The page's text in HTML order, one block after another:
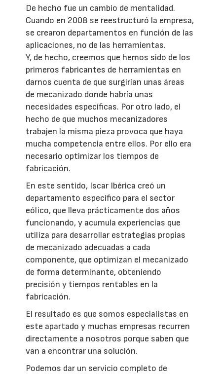
De hecho fue un cambio de mentalidad.
Cuando en 2008 se reestructuró la empresa,
se crearon departamentos en función de las
aplicaciones, no de las herramientas.
Y, de hecho, creemos que hemos sido de los
primeros fabricantes de herramientas en
darnos cuenta de que surgirían unas áreas
de mecanizado donde habría unas
necesidades específicas. Por otro lado, el
hecho de que muchos mecanizadores
trabajen la misma pieza provoca que haya
mucha competencia entre ellos. Por ello era
necesario optimizar los tiempos de
fabricación.
En este sentido, Iscar Ibérica creó un
departamento específico para el sector
eólico, que lleva prácticamente dos años
funcionando, y acumula experiencias que
utiliza para desarrollar estrategias propias
de mecanizado adecuadas a cada
componente, que optimizan el mecanizado
de forma determinante, obteniendo
precisión y tiempos rentables en la
fabricación.
El resultado es que somos especialistas en
este apartado y muchas empresas recurren
directamente a nosotros porque saben que
van a encontrar una solución.
Podemos dar un servicio completo de